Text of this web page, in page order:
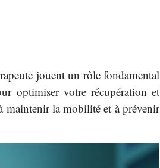
jouent un rôle fondamental
optimiser votre récupération et
maintenir la mobilité et à prévenir